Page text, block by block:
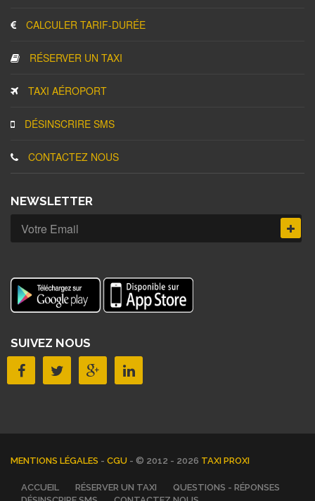
CALCULER TARIF-DURÉE
RÉSERVER UN TAXI
TAXI AÉROPORT
DÉSINSCRIRE SMS
CONTACTEZ NOUS
NEWSLETTER
SUIVEZ NOUS
MENTIONS LÉGALES - CGU - © 2012 - 2026 TAXI PROXI
ACCUEIL RÉSERVER UN TAXI
QUESTIONS - RÉPONSES